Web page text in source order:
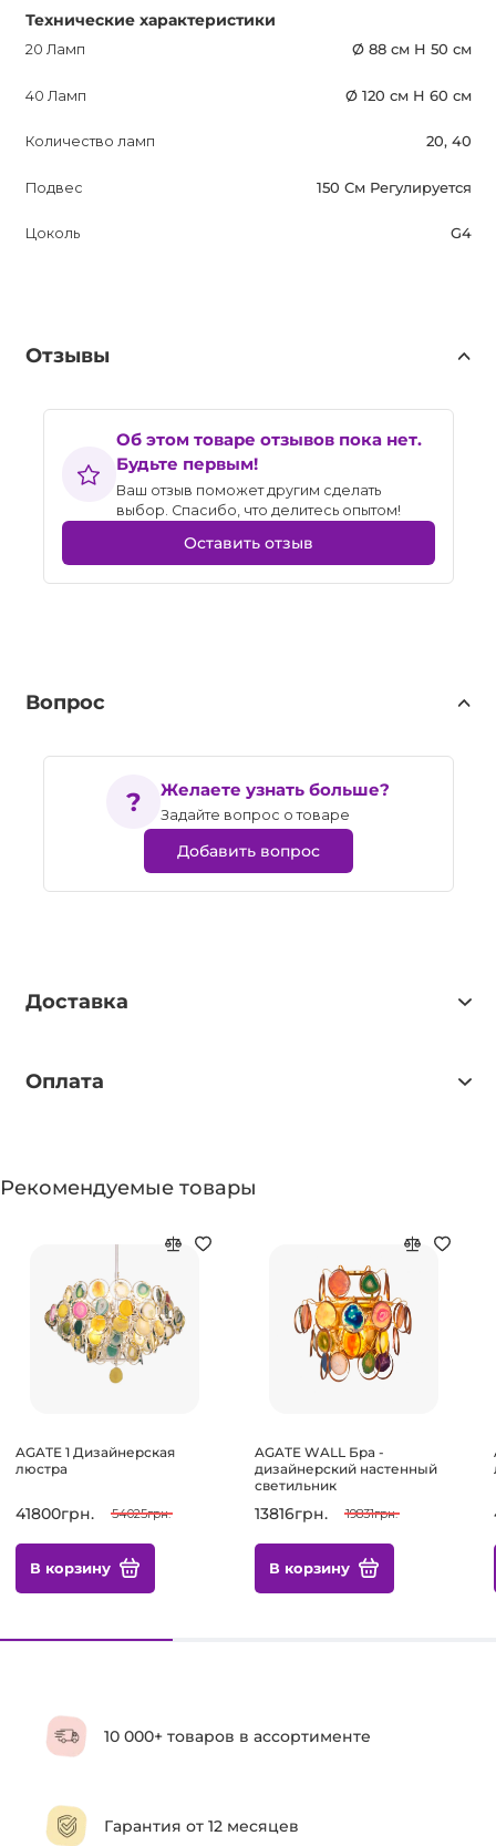
Технические характеристики
20 Ламп Ø 88 см H 50 см
40 Ламп Ø 120 см H 60 см
Количество ламп 20, 40
Подвес 150 См Регулируется
Цоколь G4
Отзывы
Об этом товаре отзывов пока нет.
Будьте первым!
Ваш отзыв поможет другим сделать
выбор. Спасибо, что делитесь опытом!
Оставить отзыв
Вопрос
Желаете узнать больше?
Задайте вопрос о товаре
Добавить вопрос
Доставка
Оплата
Рекомендуемые товары
AGATE 1 Дизайнерская
люстра
41800грн. 54025грн.
В корзину
AGATE WALL Бра -
дизайнерский настенный
светильник
13816грн. 19831грн.
В корзину
10 000+ товаров в ассортименте
Гарантия от 12 месяцев